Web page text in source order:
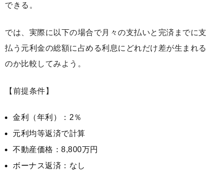
できる。
では、実際に以下の場合で月々の支払いと完済までに支
払う元利金の総額に占める利息にどれだけ差が生まれる
のか比較してみよう。
【前提条件】
金利（年利）：2％
元利均等返済で計算
不動産価格：8,800万円
ボーナス返済：なし